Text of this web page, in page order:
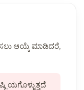
ಆಯ್ಕೆ ಮಾಡಿದರೆ,